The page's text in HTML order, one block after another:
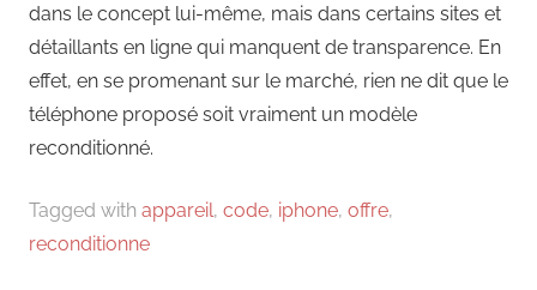
dans le concept lui-même, mais dans certains sites et
détaillants en ligne qui manquent de transparence. En
effet, en se promenant sur le marché, rien ne dit que le
téléphone proposé soit vraiment un modèle
reconditionné.
Tagged with appareil, code, iphone, offre,
reconditionne